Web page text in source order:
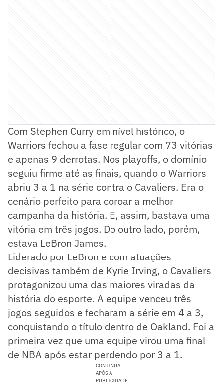
Com Stephen Curry em nível histórico, o
Warriors fechou a fase regular com 73 vitórias
e apenas 9 derrotas. Nos playoffs, o domínio
seguiu firme até as finais, quando o Warriors
abriu 3 a 1 na série contra o Cavaliers. Era o
cenário perfeito para coroar a melhor
campanha da história. E, assim, bastava uma
vitória em três jogos. Do outro lado, porém,
estava LeBron James.
Liderado por LeBron e com atuações
decisivas também de Kyrie Irving, o Cavaliers
protagonizou uma das maiores viradas da
história do esporte. A equipe venceu três
jogos seguidos e fecharam a série em 4 a 3,
conquistando o título dentro de Oakland. Foi a
primeira vez que uma equipe virou uma final
de NBA após estar perdendo por 3 a 1.
CONTINUA
APÓS A
PUBLICIDADE